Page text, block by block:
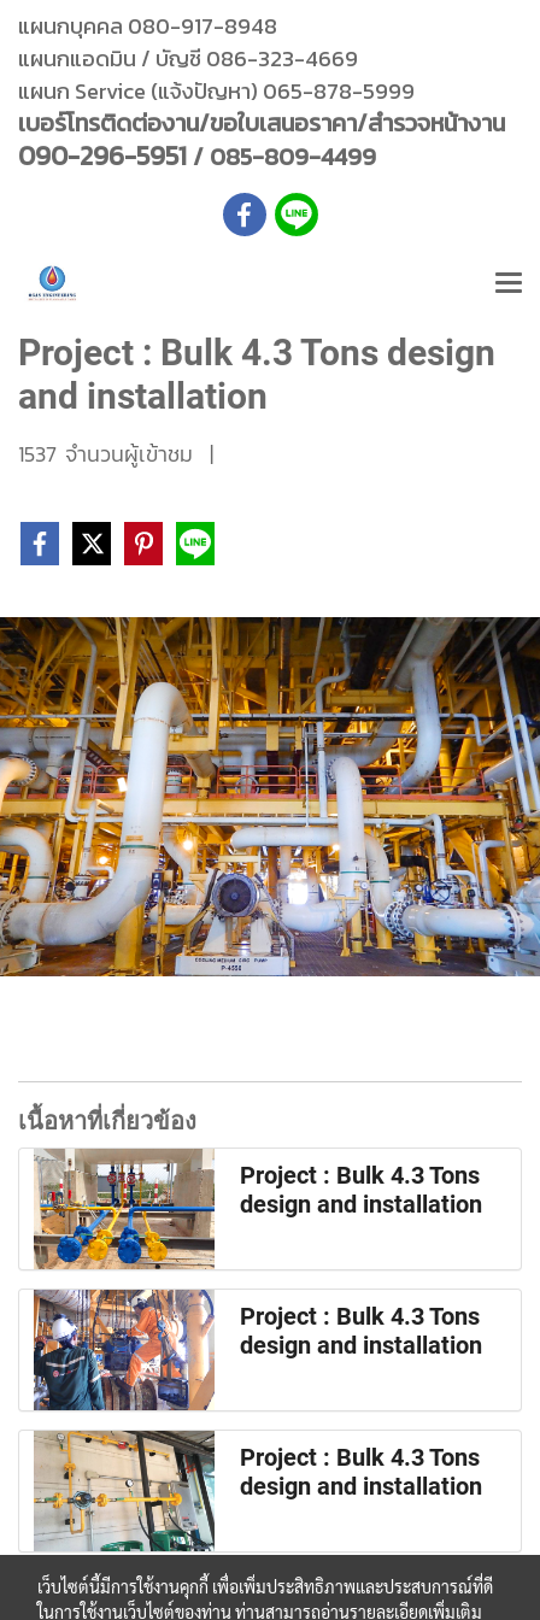
แผนกบุคคล 080-917-8948
แผนกแอดมิน / บัญชี 086-323-4669
แผนก Service (แจ้งปัญหา) 065-878-5999
เบอร์โทรติดต่องาน/ขอใบเสนอราคา/สำรวจหน้างาน
090-296-5951 / 085-809-4499
Project : Bulk 4.3 Tons design
and installation
1537 จำนวนผู้เข้าชม |
เนื้อหาที่เกี่ยวข้อง
Project : Bulk 4.3 Tons
design and installation
Project : Bulk 4.3 Tons
design and installation
Project : Bulk 4.3 Tons
design and installation
เว็บไซต์นี้มีการใช้งานคุกกี้ เพื่อเพิ่มประสิทธิภาพและประสบการณ์ที่ดี
ในการใช้งานเว็บไซต์ของท่าน ท่านสามารถอ่านรายละเอียดเพิ่มเติม